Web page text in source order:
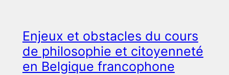
Enjeux et obstacles du cours
de philosophie et citoyenneté
en Belgique francophone